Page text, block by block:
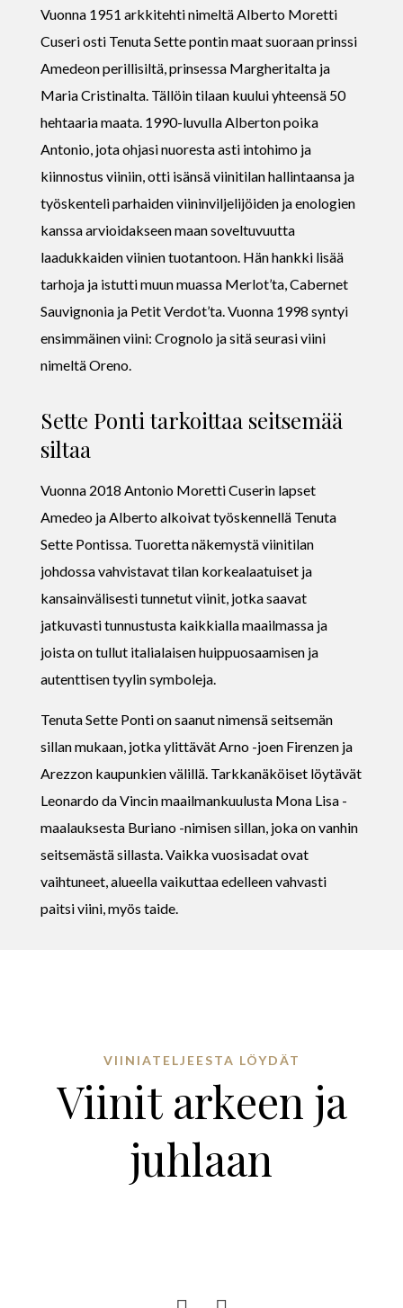
Vuonna 1951 arkkitehti nimeltä Alberto Moretti
Cuseri osti Tenuta Sette pontin maat suoraan prinssi
Amedeon perillisiltä, prinsessa Margheritalta ja
Maria Cristinalta. Tällöin tilaan kuului yhteensä 50
hehtaaria maata. 1990-luvulla Alberton poika
Antonio, jota ohjasi nuoresta asti intohimo ja
kiinnostus viiniin, otti isänsä viinitilan hallintaansa ja
työskenteli parhaiden viininviljelijöiden ja enologien
kanssa arvioidakseen maan soveltuvuutta
laadukkaiden viinien tuotantoon. Hän hankki lisää
tarhoja ja istutti muun muassa Merlot’ta, Cabernet
Sauvignonia ja Petit Verdot’ta. Vuonna 1998 syntyi
ensimmäinen viini: Crognolo ja sitä seurasi viini
nimeltä Oreno.
Sette Ponti tarkoittaa seitsemää
siltaa
Vuonna 2018 Antonio Moretti Cuserin lapset
Amedeo ja Alberto alkoivat työskennellä Tenuta
Sette Pontissa. Tuoretta näkemystä viinitilan
johdossa vahvistavat tilan korkealaatuiset ja
kansainvälisesti tunnetut viinit, jotka saavat
jatkuvasti tunnustusta kaikkialla maailmassa ja
joista on tullut italialaisen huippuosaamisen ja
autenttisen tyylin symboleja.
Tenuta Sette Ponti on saanut nimensä seitsemän
sillan mukaan, jotka ylittävät Arno -joen Firenzen ja
Arezzon kaupunkien välillä. Tarkkanäköiset löytävät
Leonardo da Vincin maailmankuulusta Mona Lisa -
maalauksesta Buriano -nimisen sillan, joka on vanhin
seitsemästä sillasta. Vaikka vuosisadat ovat
vaihtuneet, alueella vaikuttaa edelleen vahvasti
paitsi viini, myös taide.
VIINIATELJEESTA LÖYDÄT
Viinit arkeen ja
juhlaan